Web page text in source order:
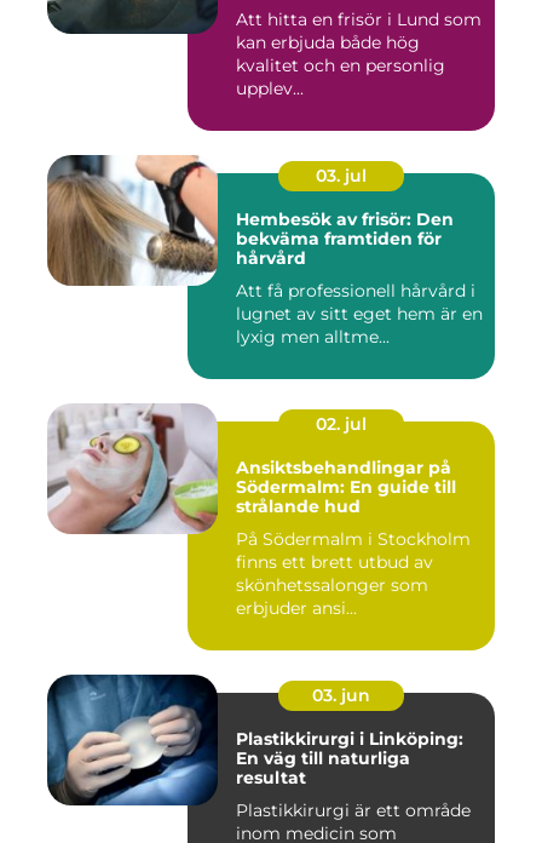
Att hitta en frisör i Lund som
kan erbjuda både hög
kvalitet och en personlig
upplev...
03. jul
Hembesök av frisör: Den
bekväma framtiden för
hårvård
Att få professionell hårvård i
lugnet av sitt eget hem är en
lyxig men alltme...
02. jul
Ansiktsbehandlingar på
Södermalm: En guide till
strålande hud
På Södermalm i Stockholm
finns ett brett utbud av
skönhetssalonger som
erbjuder ansi...
03. jun
Plastikkirurgi i Linköping:
En väg till naturliga
resultat
Plastikkirurgi är ett område
inom medicin som